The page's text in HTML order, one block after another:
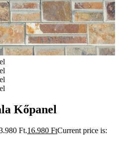
Kőpanel
Ft.16.980 FtCurrent price is: